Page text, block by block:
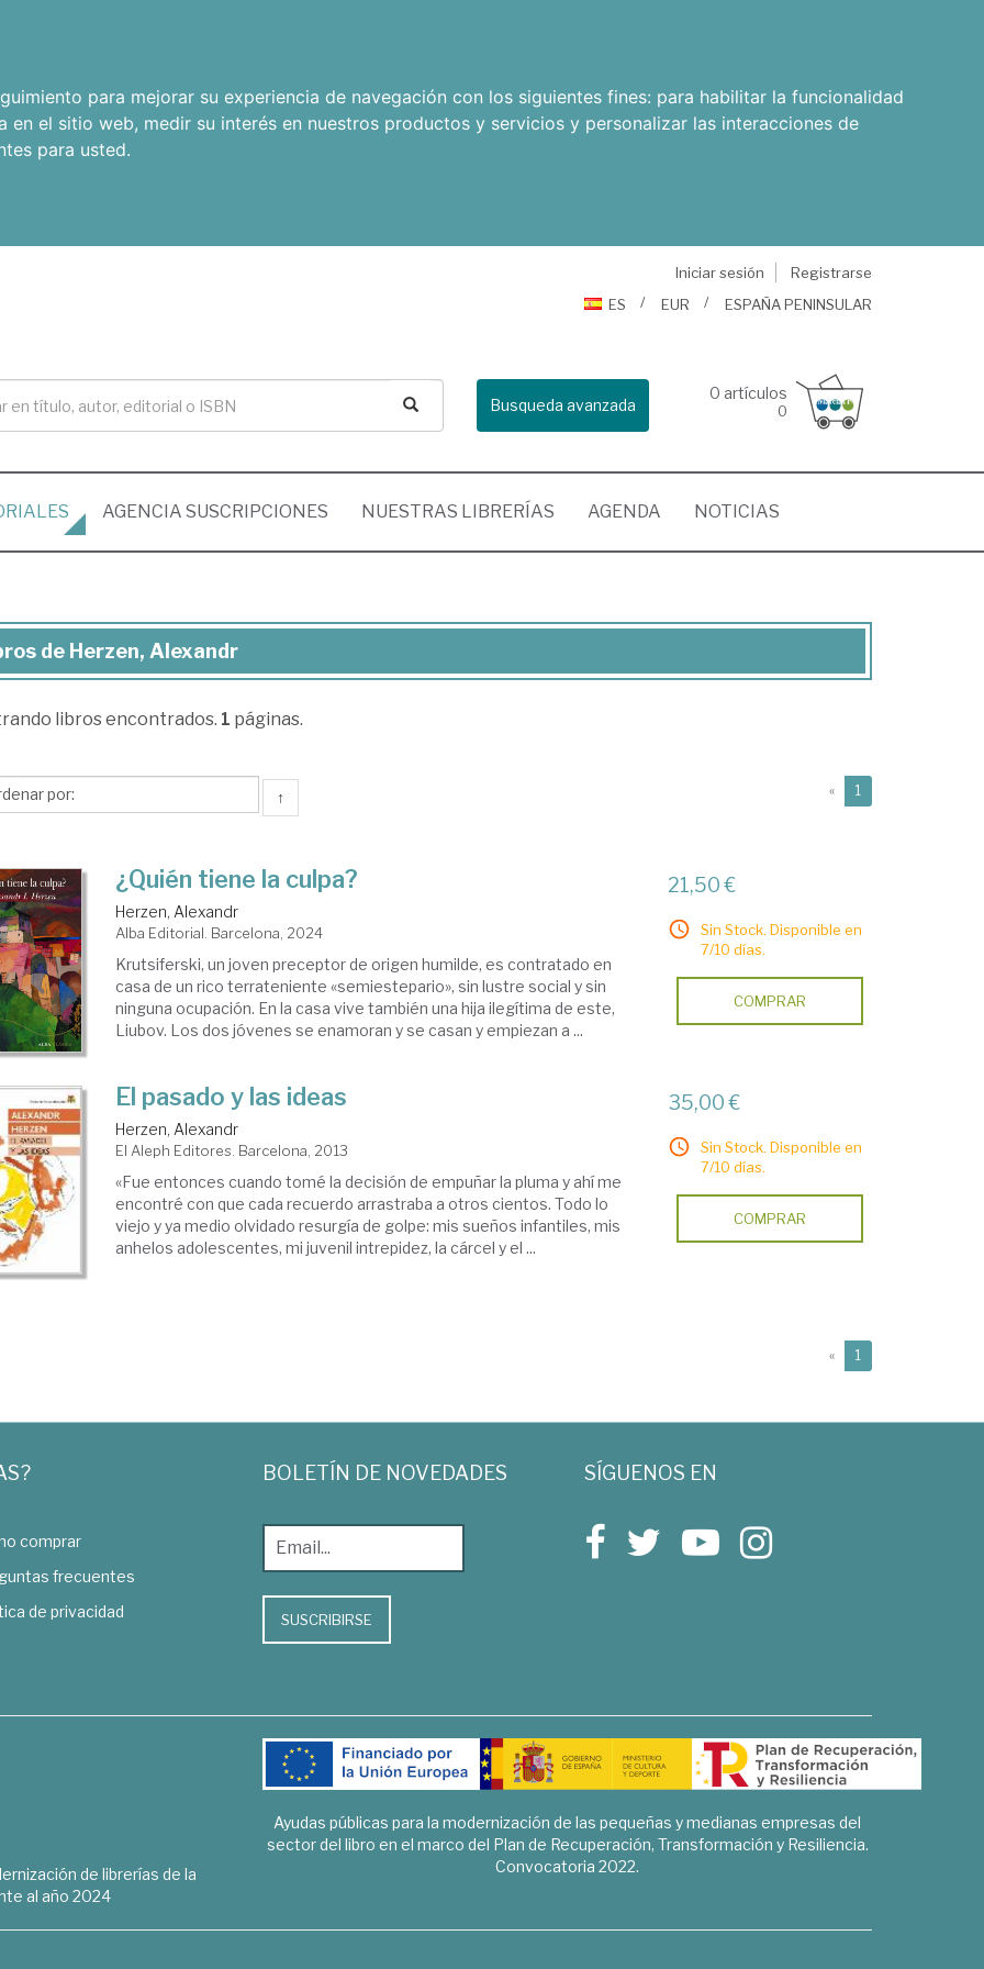
para mejorar su experiencia de navegación con los siguientes fines: para habilitar la funcionalidad
en el sitio web, medir su interés en nuestros productos y servicios y personalizar las interacciones de
para usted.
Iniciar sesión
Registrarse
ES
EUR ESPAÑA PENINSULAR
Busqueda avanzada
0 artículos
0
AGENCIA SUSCRIPCIONES NUESTRAS LIBRERÍAS AGENDA NOTICIAS
de Herzen, Alexandr
libros encontrados. 1 páginas.
↑ « 1
¿Quién tiene la culpa?
Herzen, Alexandr
Alba Editorial. Barcelona, 2024
Krutsiferski, un joven preceptor de origen humilde, es contratado en
casa de un rico terrateniente «semiestepario», sin lustre social y sin
ninguna ocupación. En la casa vive también una hija ilegítima de este,
Liubov. Los dos jóvenes se enamoran y se casan y empiezan a ...
21,50 €
Sin Stock. Disponible en
7/10 días.
COMPRAR
El pasado y las ideas
Herzen, Alexandr
El Aleph Editores. Barcelona, 2013
«Fue entonces cuando tomé la decisión de empuñar la pluma y ahí me
encontré con que cada recuerdo arrastraba a otros cientos. Todo lo
viejo y ya medio olvidado resurgía de golpe: mis sueños infantiles, mis
anhelos adolescentes, mi juvenil intrepidez, la cárcel y el ...
35,00 €
Sin Stock. Disponible en
7/10 días.
COMPRAR
« 1
comprar
frecuentes
de privacidad
BOLETÍN DE NOVEDADES
SUSCRIBIRSE
SÍGUENOS EN
de librerías de la
al año 2024
Ayudas públicas para la modernización de las pequeñas y medianas empresas del
sector del libro en el marco del Plan de Recuperación, Transformación y Resiliencia.
Convocatoria 2022.